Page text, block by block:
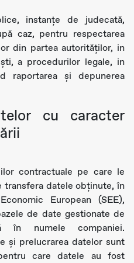
instanțe de judecată,
caz, pentru respectarea
din partea autorităților, in
a procedurilor legale, in
raportarea și depunerea
cu caracter
contractuale pe care le
transfera datele obținute, în
European (SEE),
de date gestionate de
în numele companiei.
și prelucrarea datelor sunt
care datele au fost